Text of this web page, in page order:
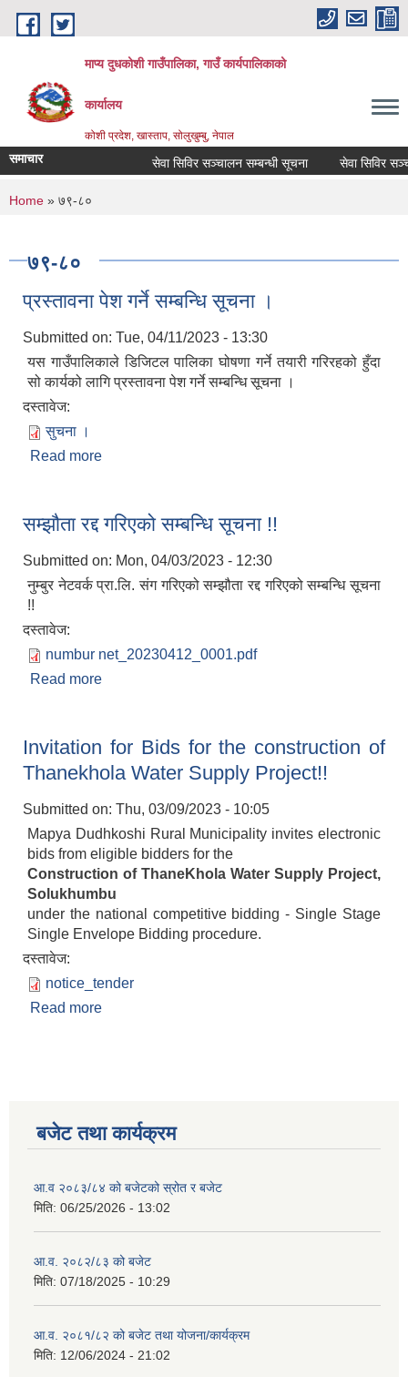
Skip to main content
माप्य दुधकोशी गाउँपालिका, गाउँ कार्यपालिकाको
कार्यालय
कोशी प्रदेश, खास्ताप, सोलुखुम्बु, नेपाल
समाचार सेवा सिविर सञ्चालन सम्बन्धी सूचना सेवा सिविर
You are here
Home » ७९-८०
७९-८०
प्रस्तावना पेश गर्ने सम्बन्धि सूचना ।
Submitted on: Tue, 04/11/2023 - 13:30
यस गाउँपालिकाले डिजिटल पालिका घोषणा गर्ने तयारी गरिरहको हुँदा
सो कार्यको लागि प्रस्तावना पेश गर्ने सम्बन्धि सूचना ।
दस्तावेज:
सुचना ।
Read more
सम्झौता रद्द गरिएको सम्बन्धि सूचना !!
Submitted on: Mon, 04/03/2023 - 12:30
नुम्बुर नेटवर्क प्रा.लि. संग गरिएको सम्झौता रद्द गरिएको सम्बन्धि सूचना
!!
दस्तावेज:
numbur net_20230412_0001.pdf
Read more
Invitation for Bids for the construction of
Thanekhola Water Supply Project!!
Submitted on: Thu, 03/09/2023 - 10:05
Mapya Dudhkoshi Rural Municipality invites electronic
bids from eligible bidders for the
Construction of ThaneKhola Water Supply Project,
Solukhumbu
under the national competitive bidding - Single Stage
Single Envelope Bidding procedure.
दस्तावेज:
notice_tender
Read more
बजेट तथा कार्यक्रम
आ.व २०८३/८४ को बजेटको स्रोत र बजेट
मिति: 06/25/2026 - 13:02
आ.व. २०८२/८३ को बजेट
मिति: 07/18/2025 - 10:29
आ.व. २०८१/८२ को बजेट तथा योजना/कार्यक्रम
मिति: 12/06/2024 - 21:02